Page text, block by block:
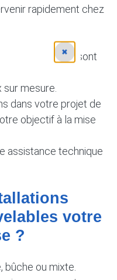
rapidement chez
concurrentiels.
votre logement sont
mesure.
dans votre projet de
objectif à la mise
assistance technique
votre
?
bûche ou mixte.
✖